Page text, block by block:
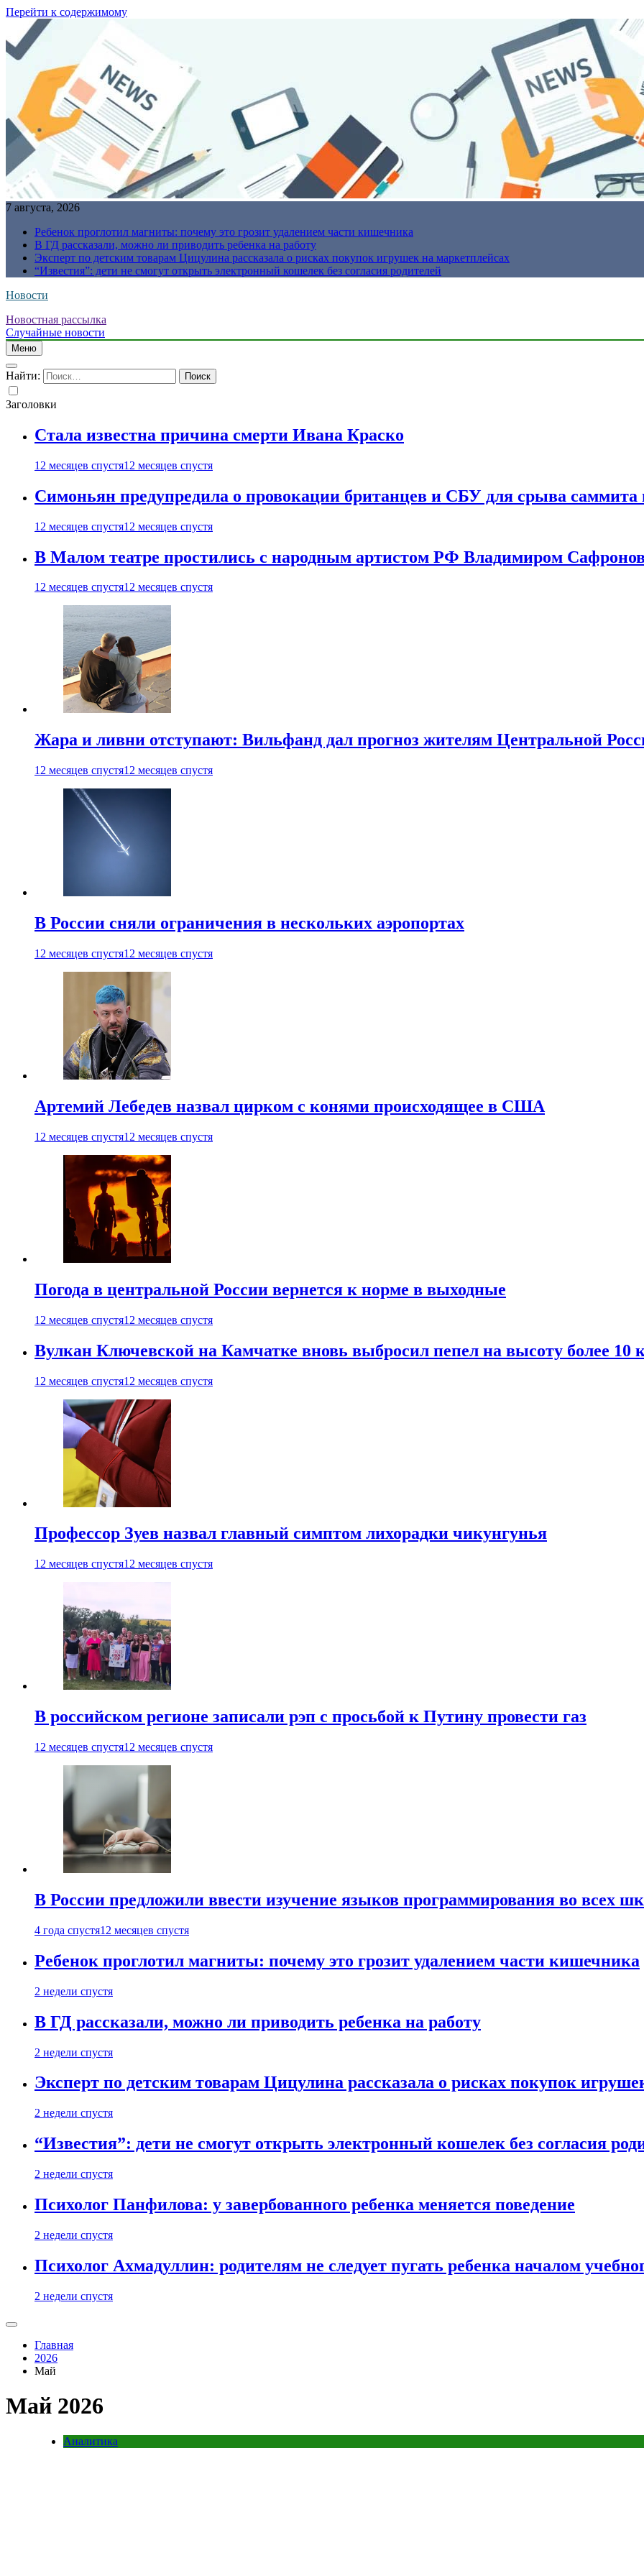
Перейти к содержимому
7 августа, 2026
Ребенок проглотил магниты: почему это грозит удалением части кишечника
В ГД рассказали, можно ли приводить ребенка на работу
Эксперт по детским товарам Цицулина рассказала о рисках покупок игрушек на маркетплейсах
“Известия”: дети не смогут открыть электронный кошелек без согласия родителей
Новости
Новостная рассылка
Случайные новости
Меню
Найти:
Заголовки
Стала известна причина смерти Ивана Краско
12 месяцев спустя12 месяцев спустя
Симоньян предупредила о провокации британцев и СБУ для срыва саммита
12 месяцев спустя12 месяцев спустя
В Малом театре простились с народным артистом РФ Владимиром
12 месяцев спустя12 месяцев спустя
Жара и ливни отступают: Вильфанд дал прогноз жителям Центральной
12 месяцев спустя12 месяцев спустя
В России сняли ограничения в нескольких аэропортах
12 месяцев спустя12 месяцев спустя
Артемий Лебедев назвал цирком с конями происходящее в США
12 месяцев спустя12 месяцев спустя
Погода в центральной России вернется к норме в выходные
12 месяцев спустя12 месяцев спустя
Вулкан Ключевской на Камчатке вновь выбросил пепел на высоту более 10
12 месяцев спустя12 месяцев спустя
Профессор Зуев назвал главный симптом лихорадки чикунгунья
12 месяцев спустя12 месяцев спустя
В российском регионе записали рэп с просьбой к Путину провести газ
12 месяцев спустя12 месяцев спустя
В России предложили ввести изучение языков программирования во всех
4 года спустя12 месяцев спустя
Ребенок проглотил магниты: почему это грозит удалением части кишечника
2 недели спустя
В ГД рассказали, можно ли приводить ребенка на работу
2 недели спустя
Эксперт по детским товарам Цицулина рассказала о рисках покупок
2 недели спустя
“Известия”: дети не смогут открыть электронный кошелек без согласия
2 недели спустя
Психолог Панфилова: у завербованного ребенка меняется поведение
2 недели спустя
Психолог Ахмадуллин: родителям не следует пугать ребенка началом
2 недели спустя
Главная
2026
Май
Май 2026
Аналитика